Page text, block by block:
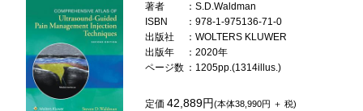
著者
：S.D.Waldman
ISBN
：978-1-975136-71-0
出版社
：WOLTERS KLUWER
出版年
：2020年
ページ数 ：1205pp.(1314illus.)
定価42,889円(本体38,990円 ＋ 税)